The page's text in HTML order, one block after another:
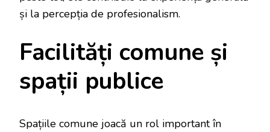
și la percepția de profesionalism.
Facilități comune și
spații publice
Spațiile comune joacă un rol important în